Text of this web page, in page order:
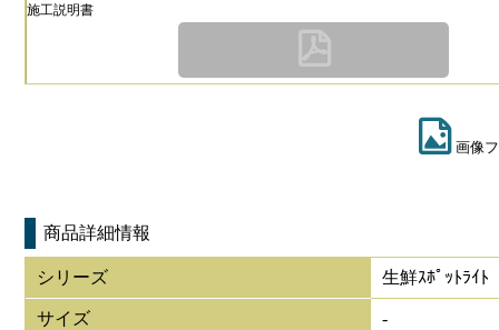
施工説明書
画像
商品詳細情報
シリーズ 生鮮ｽﾎﾟｯﾄﾗｲﾄ
サイズ -